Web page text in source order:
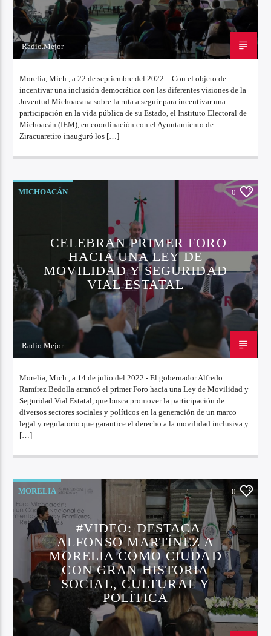
Radio.Mejor
Morelia, Mich., a 22 de septiembre del 2022.– Con el objeto de
incentivar una inclusión democrática con las diferentes visiones de la
Juventud Michoacana sobre la ruta a seguir para incentivar una
participación en la vida pública de su Estado, el Instituto Electoral de
Michoacán (IEM), en coordinación con el Ayuntamiento de
Ziracuaretiro inauguró los […]
MICHOACÁN 0
CELEBRAN PRIMER FORO
HACIA UNA LEY DE
MOVILIDAD Y SEGURIDAD
VIAL ESTATAL
Radio.Mejor
Morelia, Mich., a 14 de julio del 2022.- El gobernador Alfredo
Ramírez Bedolla arrancó el primer Foro hacia una Ley de Movilidad y
Seguridad Vial Estatal, que busca promover la participación de
diversos sectores sociales y políticos en la generación de un marco
legal y regulatorio que garantice el derecho a la movilidad inclusiva y
[…]
MORELIA 0
#VIDEO: DESTACA
ALFONSO MARTÍNEZ A
MORELIA COMO CIUDAD
CON GRAN HISTORIA
SOCIAL, CULTURAL Y
POLÍTICA